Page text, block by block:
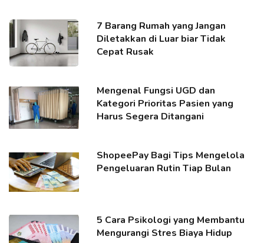
7 Barang Rumah yang Jangan
Diletakkan di Luar biar Tidak
Cepat Rusak
Mengenal Fungsi UGD dan
Kategori Prioritas Pasien yang
Harus Segera Ditangani
ShopeePay Bagi Tips Mengelola
Pengeluaran Rutin Tiap Bulan
5 Cara Psikologi yang Membantu
Mengurangi Stres Biaya Hidup